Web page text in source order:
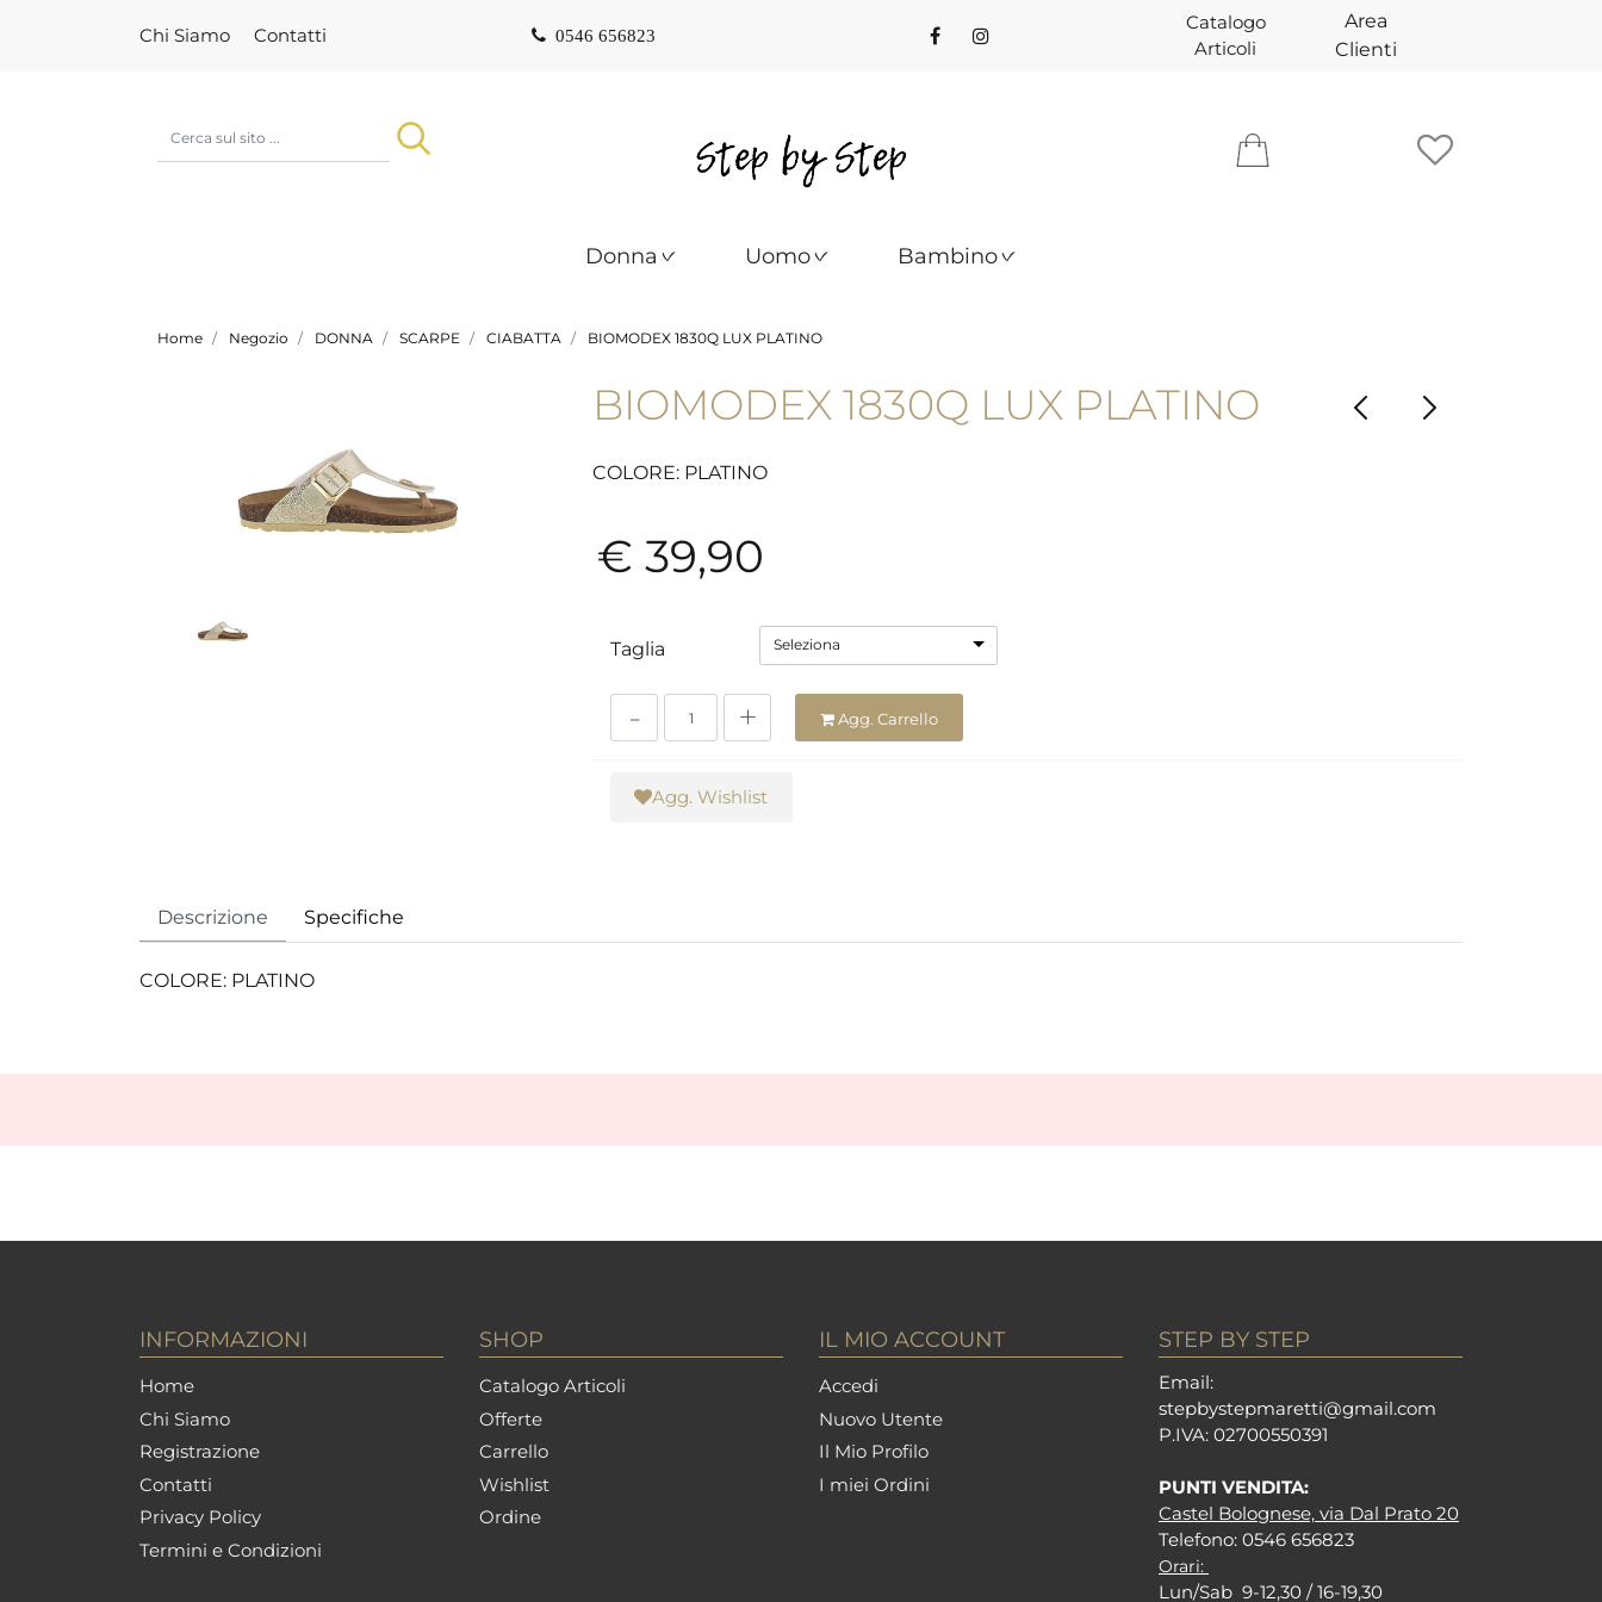
Chi Siamo Contatti 0546 656823
Catalogo
Articoli
Area
Clienti
Donna Uomo Bambino
Home Negozio DONNA SCARPE CIABATTA BIOMODEX 1830Q LUX PLATINO
BIOMODEX 1830Q LUX PLATINO
COLORE: PLATINO
€ 39,90
Taglia Seleziona
Agg. Carrello
Agg. Wishlist
Descrizione Specifiche
COLORE: PLATINO
INFORMAZIONI
Home
Chi Siamo
Registrazione
Contatti
Privacy Policy
Termini e Condizioni
SHOP
Catalogo Articoli
Offerte
Carrello
Wishlist
Ordine
IL MIO ACCOUNT
Accedi
Nuovo Utente
Il Mio Profilo
I miei Ordini
STEP BY STEP
Email:
stepbystepmaretti@gmail.com
P.IVA: 02700550391
PUNTI VENDITA:
Castel Bolognese, via Dal Prato 20
Telefono: 0546 656823
Orari:
Lun/Sab 9-12,30 / 16-19,30